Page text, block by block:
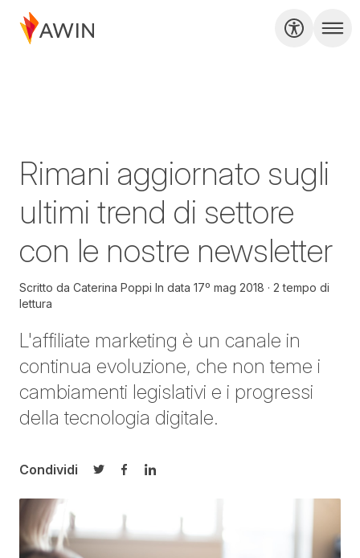
Rimani aggiornato sugli
ultimi trend di settore
con le nostre newsletter
Scritto da Caterina Poppi In data 17º mag 2018
2 tempo di
lettura
L'affiliate marketing è un canale in
continua evoluzione, che non teme i
cambiamenti legislativi e i progressi
della tecnologia digitale.
Condividi
Condividi su Twitter
Condividi su Facebook
Condividi su LinkedIn